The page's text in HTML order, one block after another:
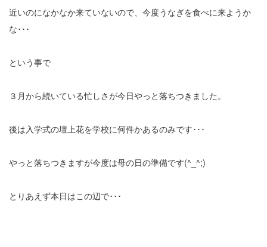
近いのになかなか来ていないので、今度うなぎを食べに来ようか
な･･･
という事で
３月から続いている忙しさが今日やっと落ちつきました。
後は入学式の壇上花を学校に何件かあるのみです･･･
やっと落ちつきますが今度は母の日の準備です(^_^;)
とりあえず本日はこの辺で･･･